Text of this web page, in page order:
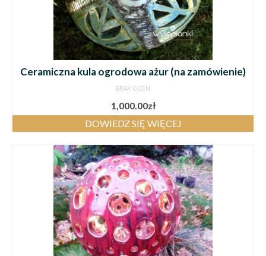
Ceramiczna kula ogrodowa ażur (na zamówienie)
BRAK OCEN
1,000.00zł
DOWIEDZ SIĘ WIĘCEJ